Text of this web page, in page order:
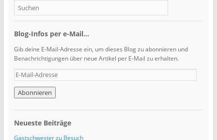
Blog-Infos per e-Mail...
Gib deine E-Mail-Adresse ein, um dieses Blog zu abonnieren und
Benachrichtigungen über neue Artikel per E-Mail zu erhalten.
E
-
M
a
i
l
A
Neueste Beiträge
Gastschwester zu Besuch